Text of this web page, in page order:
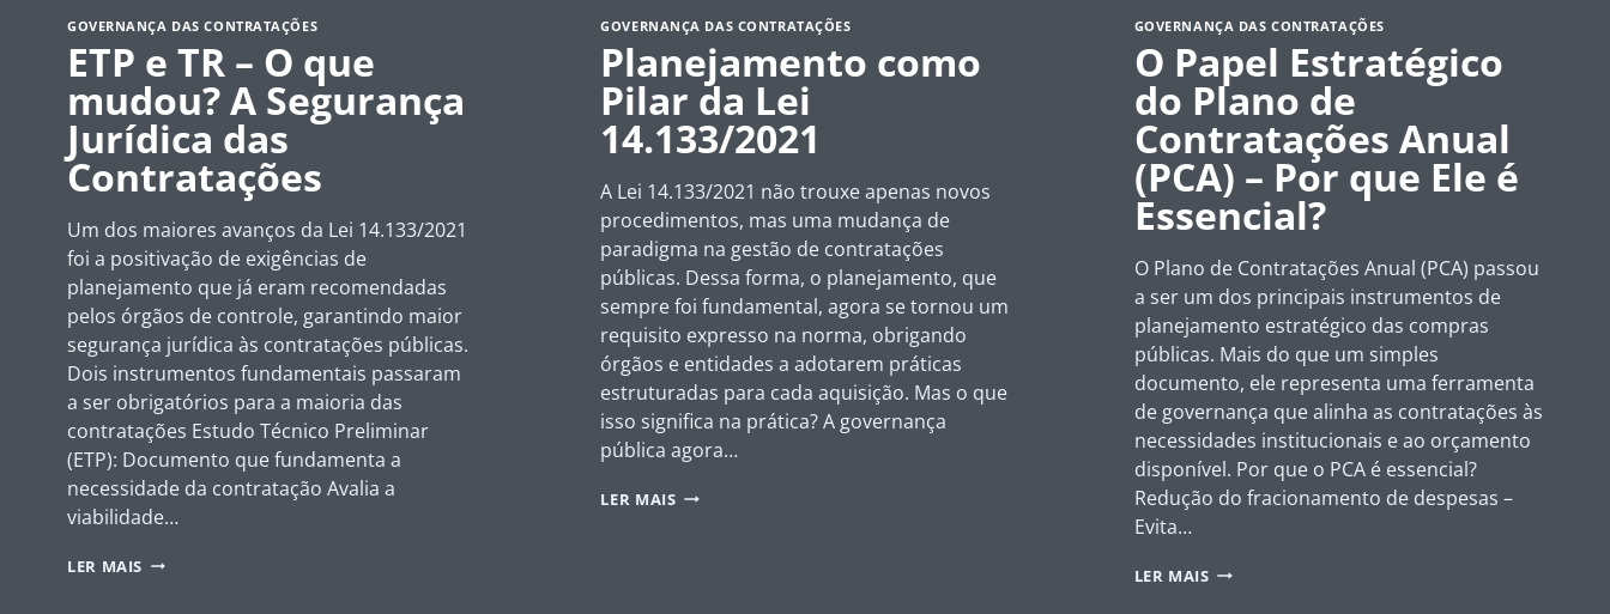
GOVERNANÇA DAS CONTRATAÇÕES
ETP e TR – O que
mudou? A Segurança
Jurídica das
Contratações
Um dos maiores avanços da Lei 14.133/2021
foi a positivação de exigências de
planejamento que já eram recomendadas
pelos órgãos de controle, garantindo maior
segurança jurídica às contratações públicas.
Dois instrumentos fundamentais passaram
a ser obrigatórios para a maioria das
contratações Estudo Técnico Preliminar
(ETP): Documento que fundamenta a
necessidade da contratação Avalia a
viabilidade…
LER MAIS ETP
GOVERNANÇA DAS CONTRATAÇÕES
Planejamento como
Pilar da Lei
14.133/2021
A Lei 14.133/2021 não trouxe apenas novos
procedimentos, mas uma mudança de
paradigma na gestão de contratações
públicas. Dessa forma, o planejamento, que
sempre foi fundamental, agora se tornou um
requisito expresso na norma, obrigando
órgãos e entidades a adotarem práticas
estruturadas para cada aquisição. Mas o que
isso significa na prática? A governança
pública agora…
LER MAISPLANEJAMENTO
GOVERNANÇA DAS CONTRATAÇÕES
O Papel Estratégico
do Plano de
Contratações Anual
(PCA) – Por que Ele é
Essencial?
O Plano de Contratações Anual (PCA) passou
a ser um dos principais instrumentos de
planejamento estratégico das compras
públicas. Mais do que um simples
documento, ele representa uma ferramenta
de governança que alinha as contratações às
necessidades institucionais e ao orçamento
disponível. Por que o PCA é essencial?
Redução do fracionamento de despesas –
Evita…
LER MAISO